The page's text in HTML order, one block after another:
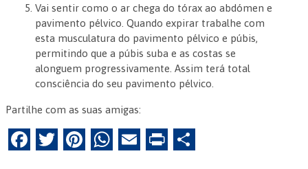
Vai sentir como o ar chega do tórax ao abdómen e
pavimento pélvico. Quando expirar trabalhe com
esta musculatura do pavimento pélvico e púbis,
permitindo que a púbis suba e as costas se
alonguem progressivamente. Assim terá total
consciência do seu pavimento pélvico.
Partilhe com as suas amigas:
F
T
Pi
W
E
Pr